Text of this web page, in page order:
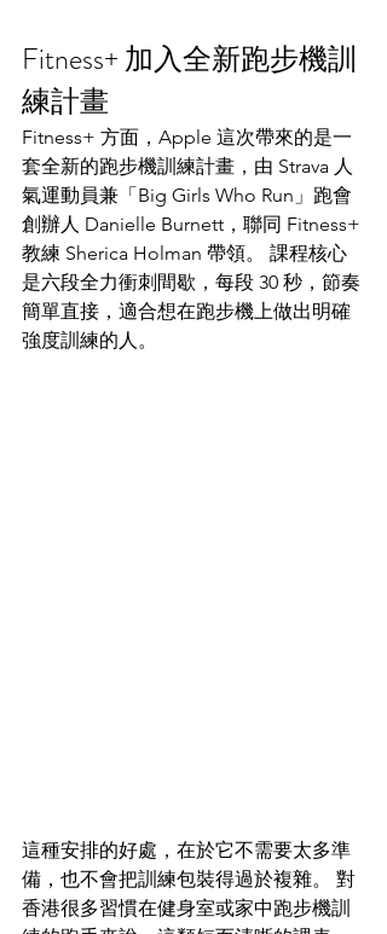
Fitness+ 加入全新跑步機訓
練計畫
Fitness+ 方面，Apple 這次帶來的是一
套全新的跑步機訓練計畫，由 Strava 人
氣運動員兼「Big Girls Who Run」跑會
創辦人 Danielle Burnett，聯同 Fitness+
教練 Sherica Holman 帶領。 課程核心
是六段全力衝刺間歇，每段 30 秒，節奏
簡單直接，適合想在跑步機上做出明確
強度訓練的人。
這種安排的好處，在於它不需要太多準
備，也不會把訓練包裝得過於複雜。 對
香港很多習慣在健身室或家中跑步機訓